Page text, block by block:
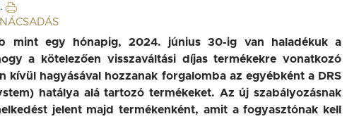
mint egy hónapig, 2024. június 30-ig van haladékuk a
a kötelezően visszaváltási díjas termékekre vonatkozó
kívül hagyásával hozzanak forgalomba az egyébként a DRS
hatálya alá tartozó termékeket. Az új szabályozásnak
jelent majd termékenként, amit a fogyasztónak kell